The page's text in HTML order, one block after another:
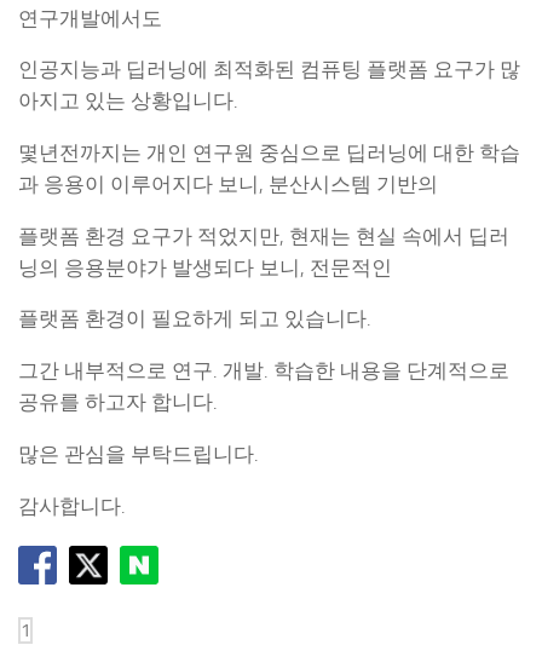
연구개발에서도
인공지능과 딥러닝에 최적화된 컴퓨팅 플랫폼 요구가 많
아지고 있는 상황입니다.
몇년전까지는 개인 연구원 중심으로 딥러닝에 대한 학습
과 응용이 이루어지다 보니, 분산시스템 기반의
플랫폼 환경 요구가 적었지만, 현재는 현실 속에서 딥러
닝의 응용분야가 발생되다 보니, 전문적인
플랫폼 환경이 필요하게 되고 있습니다.
그간 내부적으로 연구. 개발. 학습한 내용을 단계적으로
공유를 하고자 합니다.
많은 관심을 부탁드립니다.
감사합니다.